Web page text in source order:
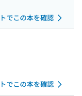
でこの本を確認
でこの本を確認